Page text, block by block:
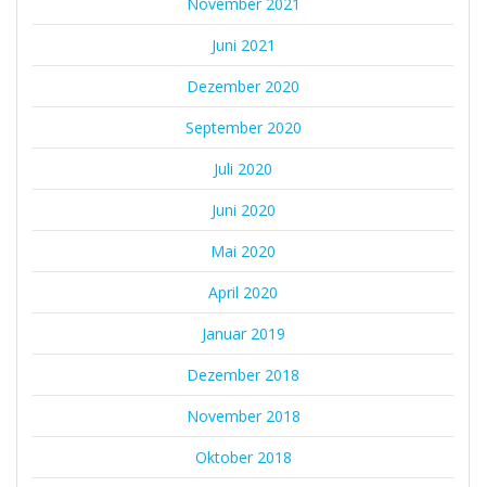
Juni 2021
Dezember 2020
September 2020
Juli 2020
Juni 2020
Mai 2020
April 2020
Januar 2019
Dezember 2018
November 2018
Oktober 2018